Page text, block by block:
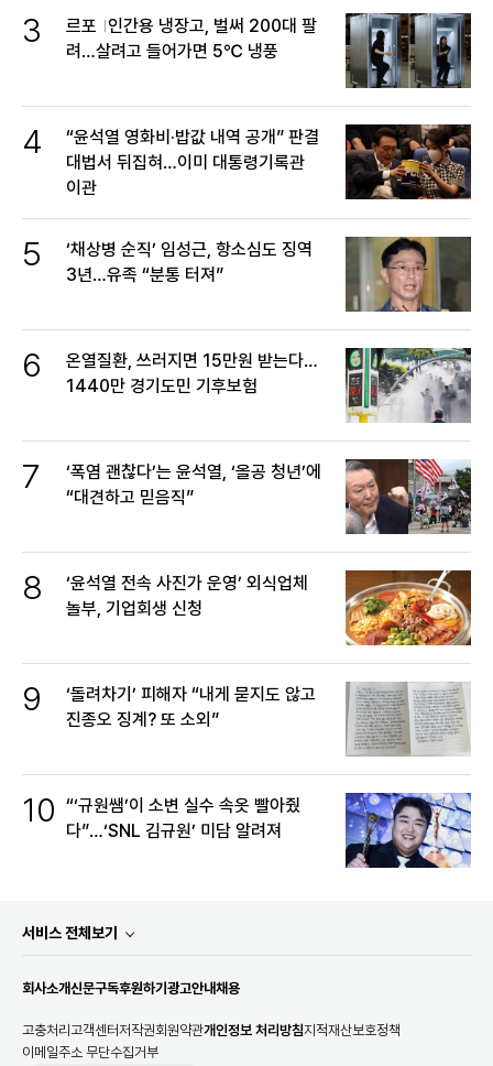
3 르포 인간용 냉장고, 벌써 200대 팔
려…살려고 들어가면 5℃ 냉풍
4
“윤석열 영화비·밥값 내역 공개” 판결
대법서 뒤집혀…이미 대통령기록관
이관
5
‘채상병 순직’ 임성근, 항소심도 징역
3년…유족 “분통 터져”
6
온열질환, 쓰러지면 15만원 받는다…
1440만 경기도민 기후보험
7
‘폭염 괜찮다’는 윤석열, ‘올공 청년’에
“대견하고 믿음직”
8
‘윤석열 전속 사진가 운영’ 외식업체
놀부, 기업회생 신청
9
‘돌려차기’ 피해자 “내게 묻지도 않고
진종오 징계? 또 소외”
10 “‘규원쌤’이 소변 실수 속옷 빨아줬
다”…‘SNL 김규원’ 미담 알려져
서비스 전체보기
회사소개신문구독후원하기 광고안내채용
고충처리 고객센터저작권회원약관개인정보 처리방침지적재산보호정책
이메일주소 무단수집거부